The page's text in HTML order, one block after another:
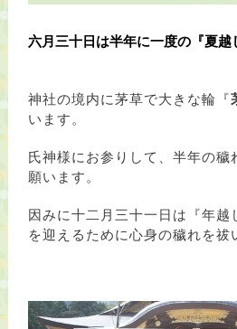
六月三十日は半年に一度の『夏越
神社の境内に茅草で大きな輪『
います。
氏神様にお参りして、半年の穢
願います。
因みに十二月三十一日は『年越
を迎えるために心身の穢れを祓